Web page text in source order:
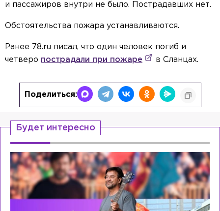
и пассажиров внутри не было. Пострадавших нет.
Обстоятельства пожара устанавливаются.
Ранее 78.ru писал, что один человек погиб и
четверо пострадали при пожаре в Сланцах.
Поделиться:
Будет интересно